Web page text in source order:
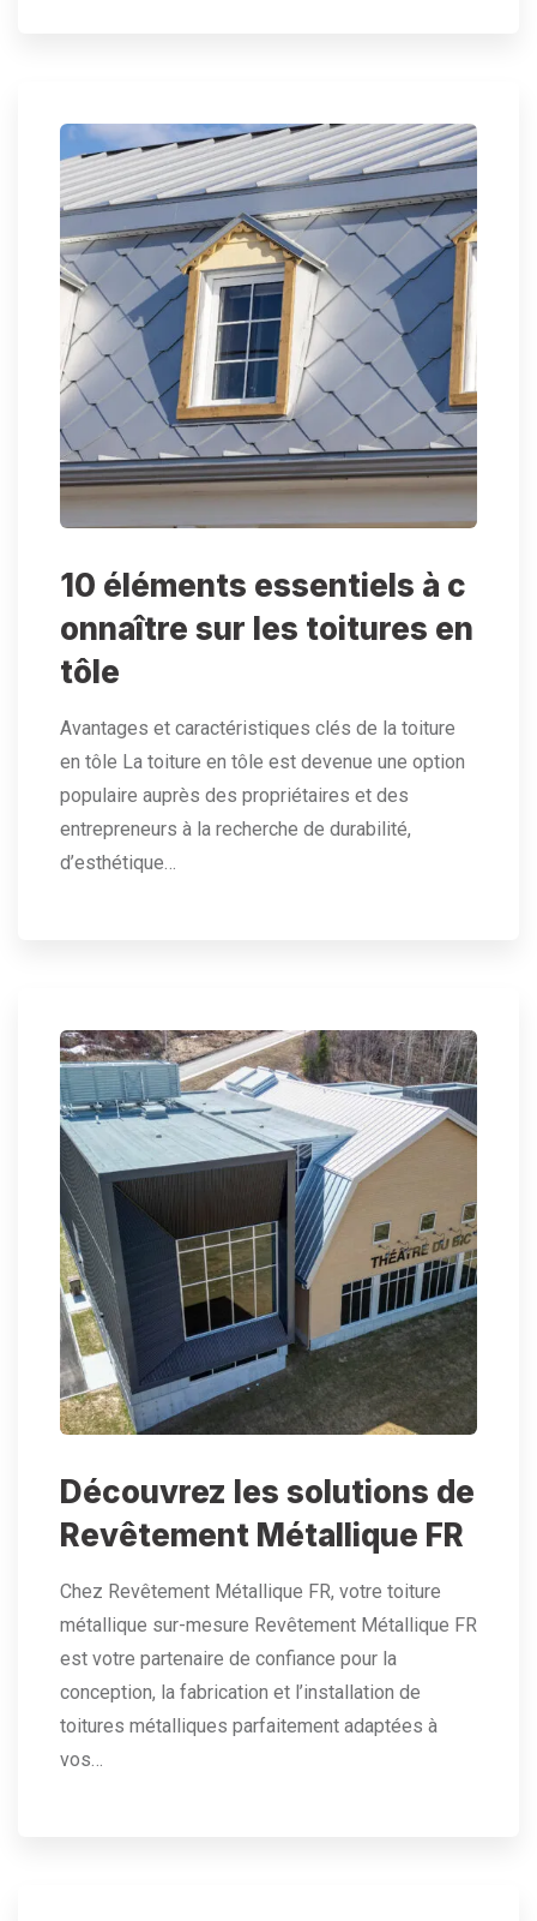
10 éléments essentiels à c
onnaître sur les toitures en
tôle
Avantages et caractéristiques clés de la toiture
en tôle La toiture en tôle est devenue une option
populaire auprès des propriétaires et des
entrepreneurs à la recherche de durabilité,
d’esthétique…
Découvrez les solutions de
Revêtement Métallique FR
Chez Revêtement Métallique FR, votre toiture
métallique sur-mesure Revêtement Métallique FR
est votre partenaire de confiance pour la
conception, la fabrication et l’installation de
toitures métalliques parfaitement adaptées à
vos…